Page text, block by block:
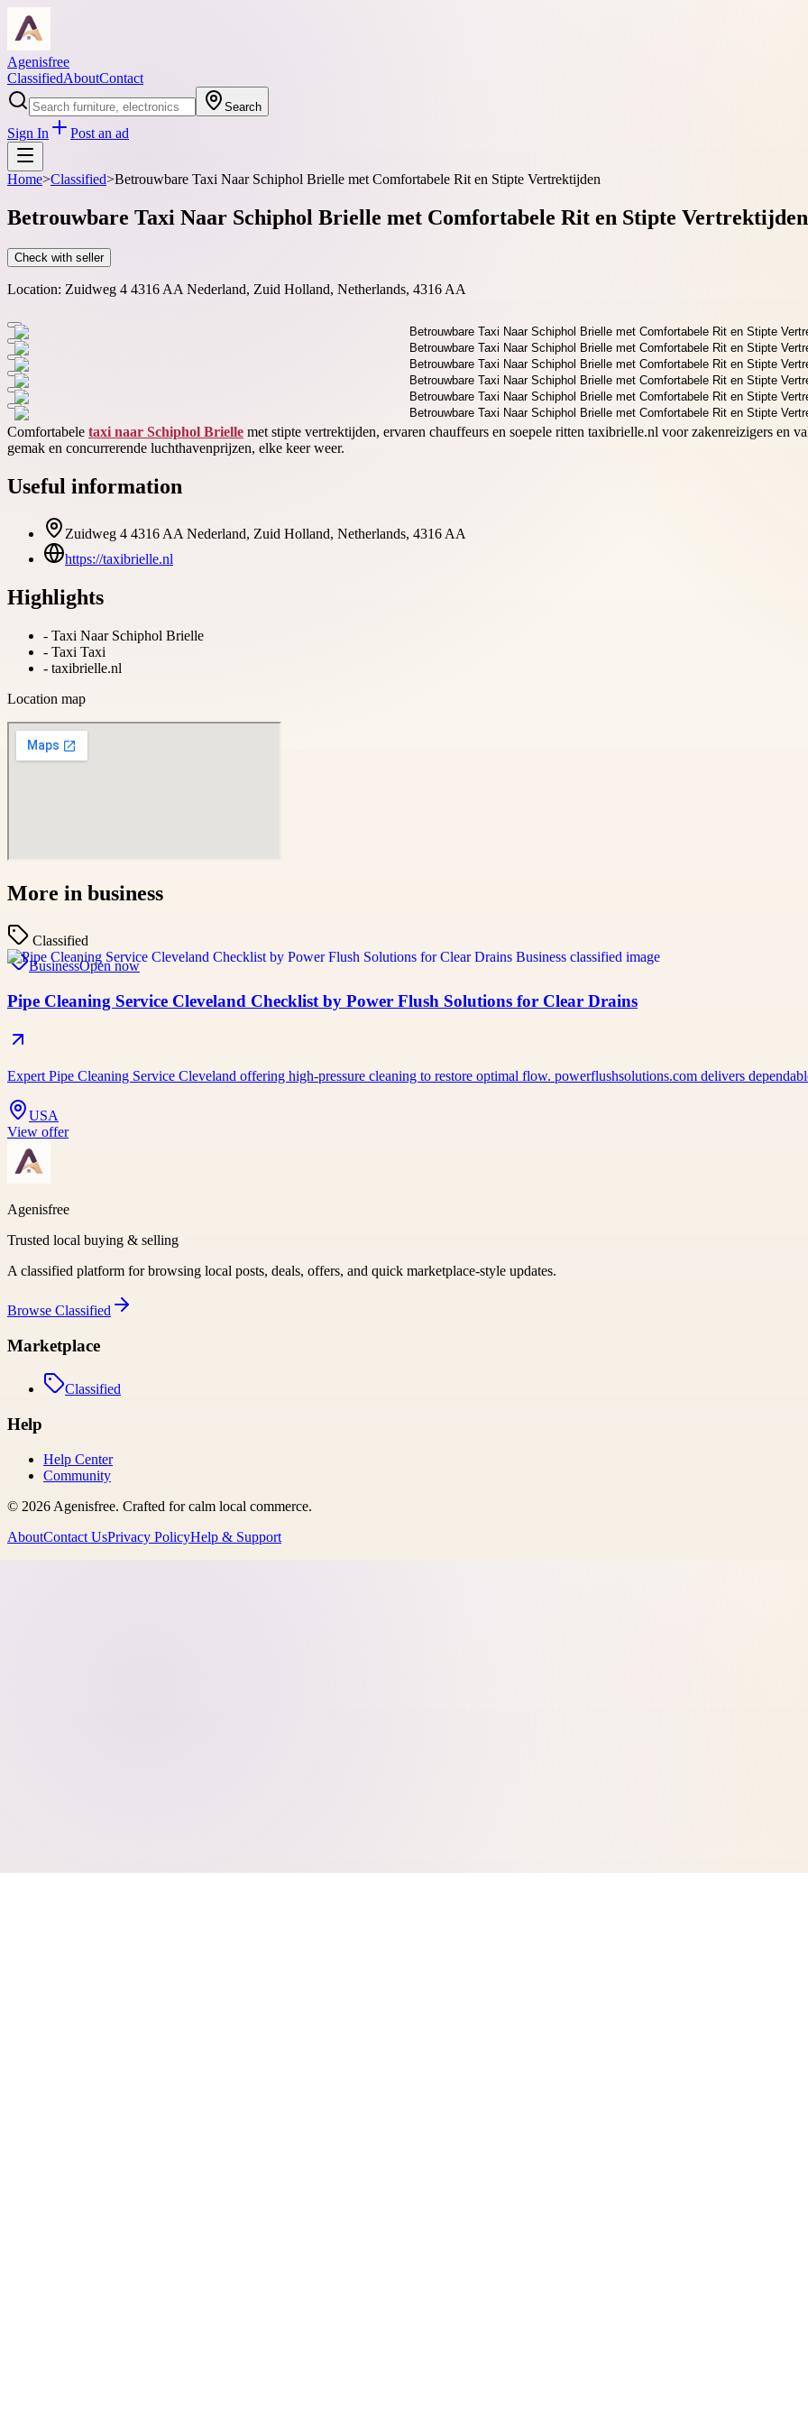
Agenisfree
ClassifiedAboutContact
Search
Sign In Post an ad
Home>Classified>Betrouwbare Taxi Naar Schiphol Brielle met Comfortabele Rit en Stipte Vertrektijden
Betrouwbare Taxi Naar Schiphol Brielle met Comfortabele Rit en Stipte Vertrektijden
Check with seller
Location: Zuidweg 4 4316 AA Nederland, Zuid Holland, Netherlands, 4316 AA
Comfortabele taxi naar Schiphol Brielle met stipte vertrektijden, ervaren chauffeurs en soepele ritten taxibrielle.nl voor zakenreizigers en
gemak en concurrerende luchthavenprijzen, elke keer weer.
Useful information
Zuidweg 4 4316 AA Nederland, Zuid Holland, Netherlands, 4316 AA
https://taxibrielle.nl
Highlights
- Taxi Naar Schiphol Brielle
- Taxi Taxi
- taxibrielle.nl
Location map
More in business
Classified
BusinessOpen now
Pipe Cleaning Service Cleveland Checklist by Power Flush Solutions for Clear Drains
Expert Pipe Cleaning Service Cleveland offering high-pressure cleaning to restore optimal flow. powerflushsolutions.com delivers
USA
View offer
Agenisfree
Trusted local buying & selling
A classified platform for browsing local posts, deals, offers, and quick marketplace-style updates.
Browse Classified
Marketplace
Classified
Help
Help Center
Community
© 2026 Agenisfree. Crafted for calm local commerce.
AboutContact UsPrivacy PolicyHelp & Support